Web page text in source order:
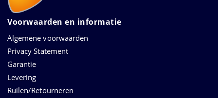
Voorwaarden en informatie
Algemene voorwaarden
Privacy Statement
Garantie
Levering
Ruilen/Retourneren